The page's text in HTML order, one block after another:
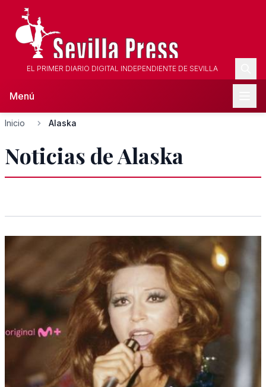
EL PRIMER DIARIO DIGITAL INDEPENDIENTE DE SEVILLA
Menú
Inicio Alaska
Noticias de Alaska